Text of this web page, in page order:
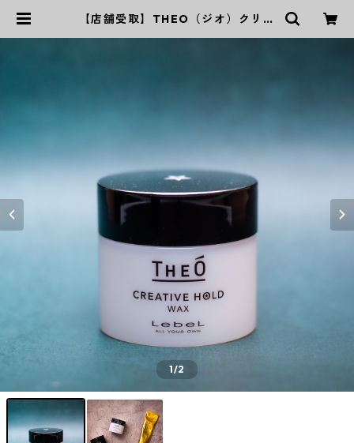
【店舗受取】THEO（ジオ）クリエ
1/2